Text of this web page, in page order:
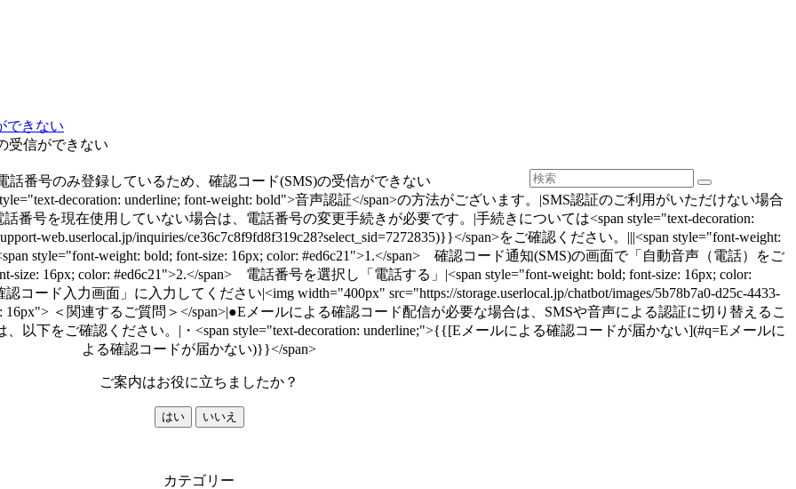
できない
受信ができない
話番号のみ登録しているため、確認コード(SMS)の受信ができない
decoration: underline; font-weight: bold">音声認証</span>の方法がございます。|SMS認証のご利用がいただけない場合
番号を現在使用していない場合は、電話番号の変更手続きが必要です。|手続きについては<span style="text-decoration:
web.userlocal.jp/inquiries/ce36c7c8f9fd8f319c28?select_sid=7272835)}}</span>をご確認ください。|||<span style="font-weight:
style="font-weight: bold; font-size: 16px; color: #ed6c21">1.</span> 確認コード通知(SMS)の画面で「自動音声（電話）をご
size: 16px; color: #ed6c21">2.</span> 電話番号を選択し「電話する」|<span style="font-weight: bold; font-size: 16px; color:
ード入力画面」に入力してください|<img width="400px" src="https://storage.userlocal.jp/chatbot/images/5b78b7a0-d25c-4433-
16px"> ＜関連するご質問＞</span>|●Eメールによる確認コード配信が必要な場合は、SMSや音声による認証に切り替えるこ
以下をご確認ください。|・<span style="text-decoration: underline;">{{[Eメールによる確認コードが届かない](#q=Eメールに
よる確認コードが届かない)}}</span>
ご案内はお役に立ちましたか？
はい いいえ
カテゴリー